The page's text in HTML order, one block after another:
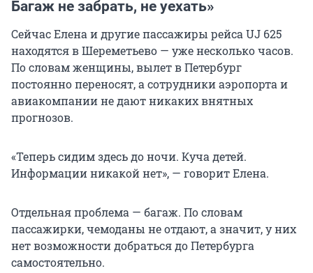
Багаж не забрать, не уехать»
Сейчас Елена и другие пассажиры рейса UJ 625
находятся в Шереметьево — уже несколько часов.
По словам женщины, вылет в Петербург
постоянно переносят, а сотрудники аэропорта и
авиакомпании не дают никаких внятных
прогнозов.
«Теперь сидим здесь до ночи. Куча детей.
Информации никакой нет», — говорит Елена.
Отдельная проблема — багаж. По словам
пассажирки, чемоданы не отдают, а значит, у них
нет возможности добраться до Петербурга
самостоятельно.